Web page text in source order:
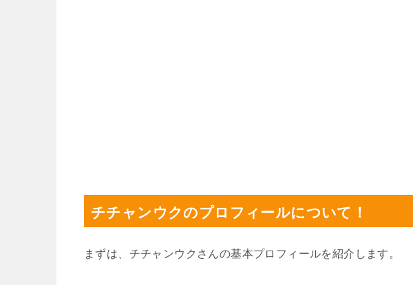
チチャンウクのプロフィールについて！
まずは、チチャンウクさんの基本プロフィールを紹介します。